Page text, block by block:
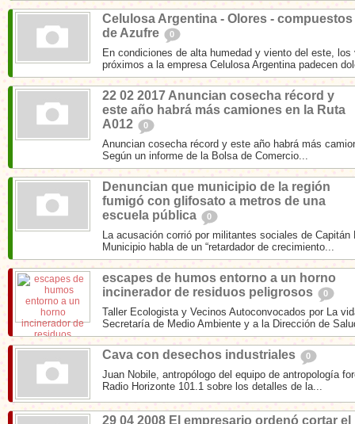
Celulosa Argentina - Olores - compuestos
de Azufre
0
En condiciones de alta humedad y viento del este,
próximos a la empresa Celulosa Argentina padecen
22 02 2017 Anuncian cosecha récord y
este año habrá más camiones en la Ruta
A012
0
Anuncian cosecha récord y este año habrá más
Según un informe de la Bolsa de Comercio...
Denuncian que municipio de la región
fumigó con glifosato a metros de una
escuela pública
0
La acusación corrió por militantes sociales de
Municipio habla de un “retardador de crecimiento...
escapes de humos entorno a un horno
incinerador de residuos peligrosos
0
Taller Ecologista y Vecinos Autoconvocados por La
Secretaría de Medio Ambiente y a la Dirección de
Cava con desechos industriales 0
Juan Nobile, antropólogo del equipo de antropología
Radio Horizonte 101.1 sobre los detalles de la...
29 04 2008 El empresario ordenó cortar el